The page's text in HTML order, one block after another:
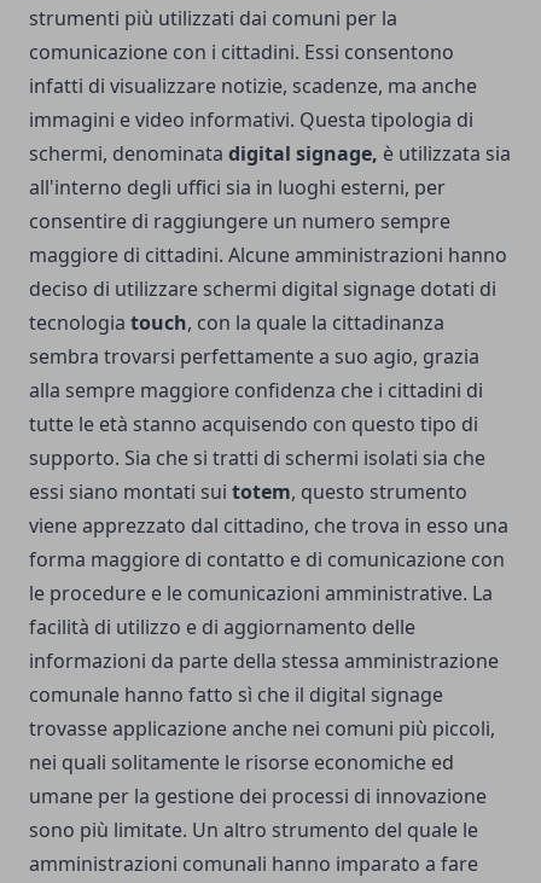
strumenti più utilizzati dai comuni per la
comunicazione con i cittadini. Essi consentono
infatti di visualizzare notizie, scadenze, ma anche
immagini e video informativi. Questa tipologia di
schermi, denominata digital signage, è utilizzata sia
all'interno degli uffici sia in luoghi esterni, per
consentire di raggiungere un numero sempre
maggiore di cittadini. Alcune amministrazioni hanno
deciso di utilizzare schermi digital signage dotati di
tecnologia touch, con la quale la cittadinanza
sembra trovarsi perfettamente a suo agio, grazia
alla sempre maggiore confidenza che i cittadini di
tutte le età stanno acquisendo con questo tipo di
supporto. Sia che si tratti di schermi isolati sia che
essi siano montati sui totem, questo strumento
viene apprezzato dal cittadino, che trova in esso una
forma maggiore di contatto e di comunicazione con
le procedure e le comunicazioni amministrative. La
facilità di utilizzo e di aggiornamento delle
informazioni da parte della stessa amministrazione
comunale hanno fatto sì che il digital signage
trovasse applicazione anche nei comuni più piccoli,
nei quali solitamente le risorse economiche ed
umane per la gestione dei processi di innovazione
sono più limitate. Un altro strumento del quale le
amministrazioni comunali hanno imparato a fare